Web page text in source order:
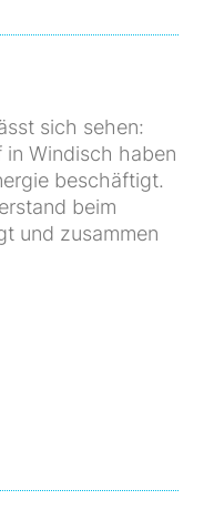
sich sehen:
in Windisch haben
beschäftigt.
beim
und zusammen